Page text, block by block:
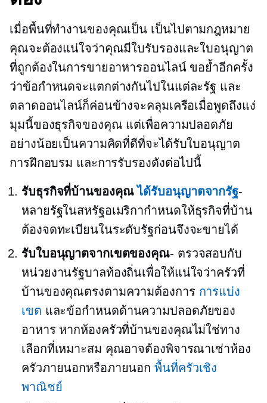
เมื่อพื้นที่ทำงานของคุณเป็น เป็นไปตามกฎหมาย
คุณจะต้องแน่ใจว่าคุณมีใบรับรองและใบอนุญาต
ที่ถูกต้องในการขายอาหารออนไลน์ ขอย้ำอีกครั้ง
ว่าข้อกำหนดจะแตกต่างกันไปในแต่ละรัฐ และ
ตลาดออนไลน์ก็ค่อนข้างจะคลุมเครือเมื่อพูดถึงแง่
มุมนี้ของธุรกิจของคุณ แต่เพื่อความปลอดภัย
อย่างน้อยเป็นความคิดที่ดีที่จะได้รับใบอนุญาต
การฝึกอบรม และการรับรองดังต่อไปนี้
รับธุรกิจที่บ้านของคุณได้รับอนุญาตจากรัฐ-
หลายรัฐในสหรัฐอเมริกากำหนดให้ธุรกิจที่บ้าน
ต้องจดทะเบียนในระดับรัฐก่อนจึงจะขายได้
รับใบอนุญาตจากเขตของคุณ- ตรวจสอบกับ
หน่วยงานรัฐบาลท้องถิ่นเพื่อให้แน่ใจว่าครัวที่
บ้านของคุณตรงตามความต้องการ การแบ่ง
เขต และข้อกำหนดด้านความปลอดภัยของ
อาหาร หากห้องครัวที่บ้านของคุณไม่ใช่ทาง
เลือกที่เหมาะสม คุณอาจต้องพิจารณาเช่าห้อง
ครัวภายนอกหรือภายนอกพื้นที่ครัวเชิง
พาณิชย์